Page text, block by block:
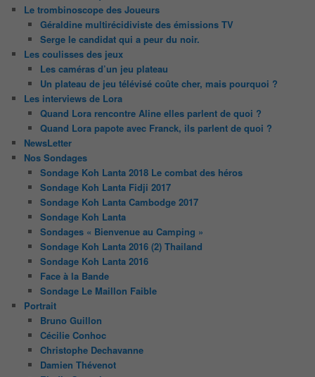
Le trombinoscope des Joueurs
Géraldine multirécidiviste des émissions TV
Serge le candidat qui a peur du noir.
Les coulisses des jeux
Les caméras d’un jeu plateau
Un plateau de jeu télévisé coûte cher, mais pourquoi ?
Les interviews de Lora
Quand Lora rencontre Aline elles parlent de quoi ?
Quand Lora papote avec Franck, ils parlent de quoi ?
NewsLetter
Nos Sondages
Sondage Koh Lanta 2018 Le combat des héros
Sondage Koh Lanta Fidji 2017
Sondage Koh Lanta Cambodge 2017
Sondage Koh Lanta
Sondages « Bienvenue au Camping »
Sondage Koh Lanta 2016 (2) Thailand
Sondage Koh Lanta 2016
Face à la Bande
Sondage Le Maillon Faible
Portrait
Bruno Guillon
Cécilie Conhoc
Christophe Dechavanne
Damien Thévenot